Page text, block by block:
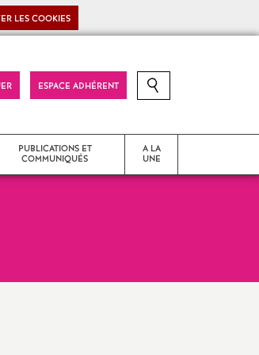
LES COOKIES
ESPACE ADHÉRENT RECHERCHE SUR LE SITE
PUBLICATIONS ET
COMMUNIQUÉS
A LA
UNE